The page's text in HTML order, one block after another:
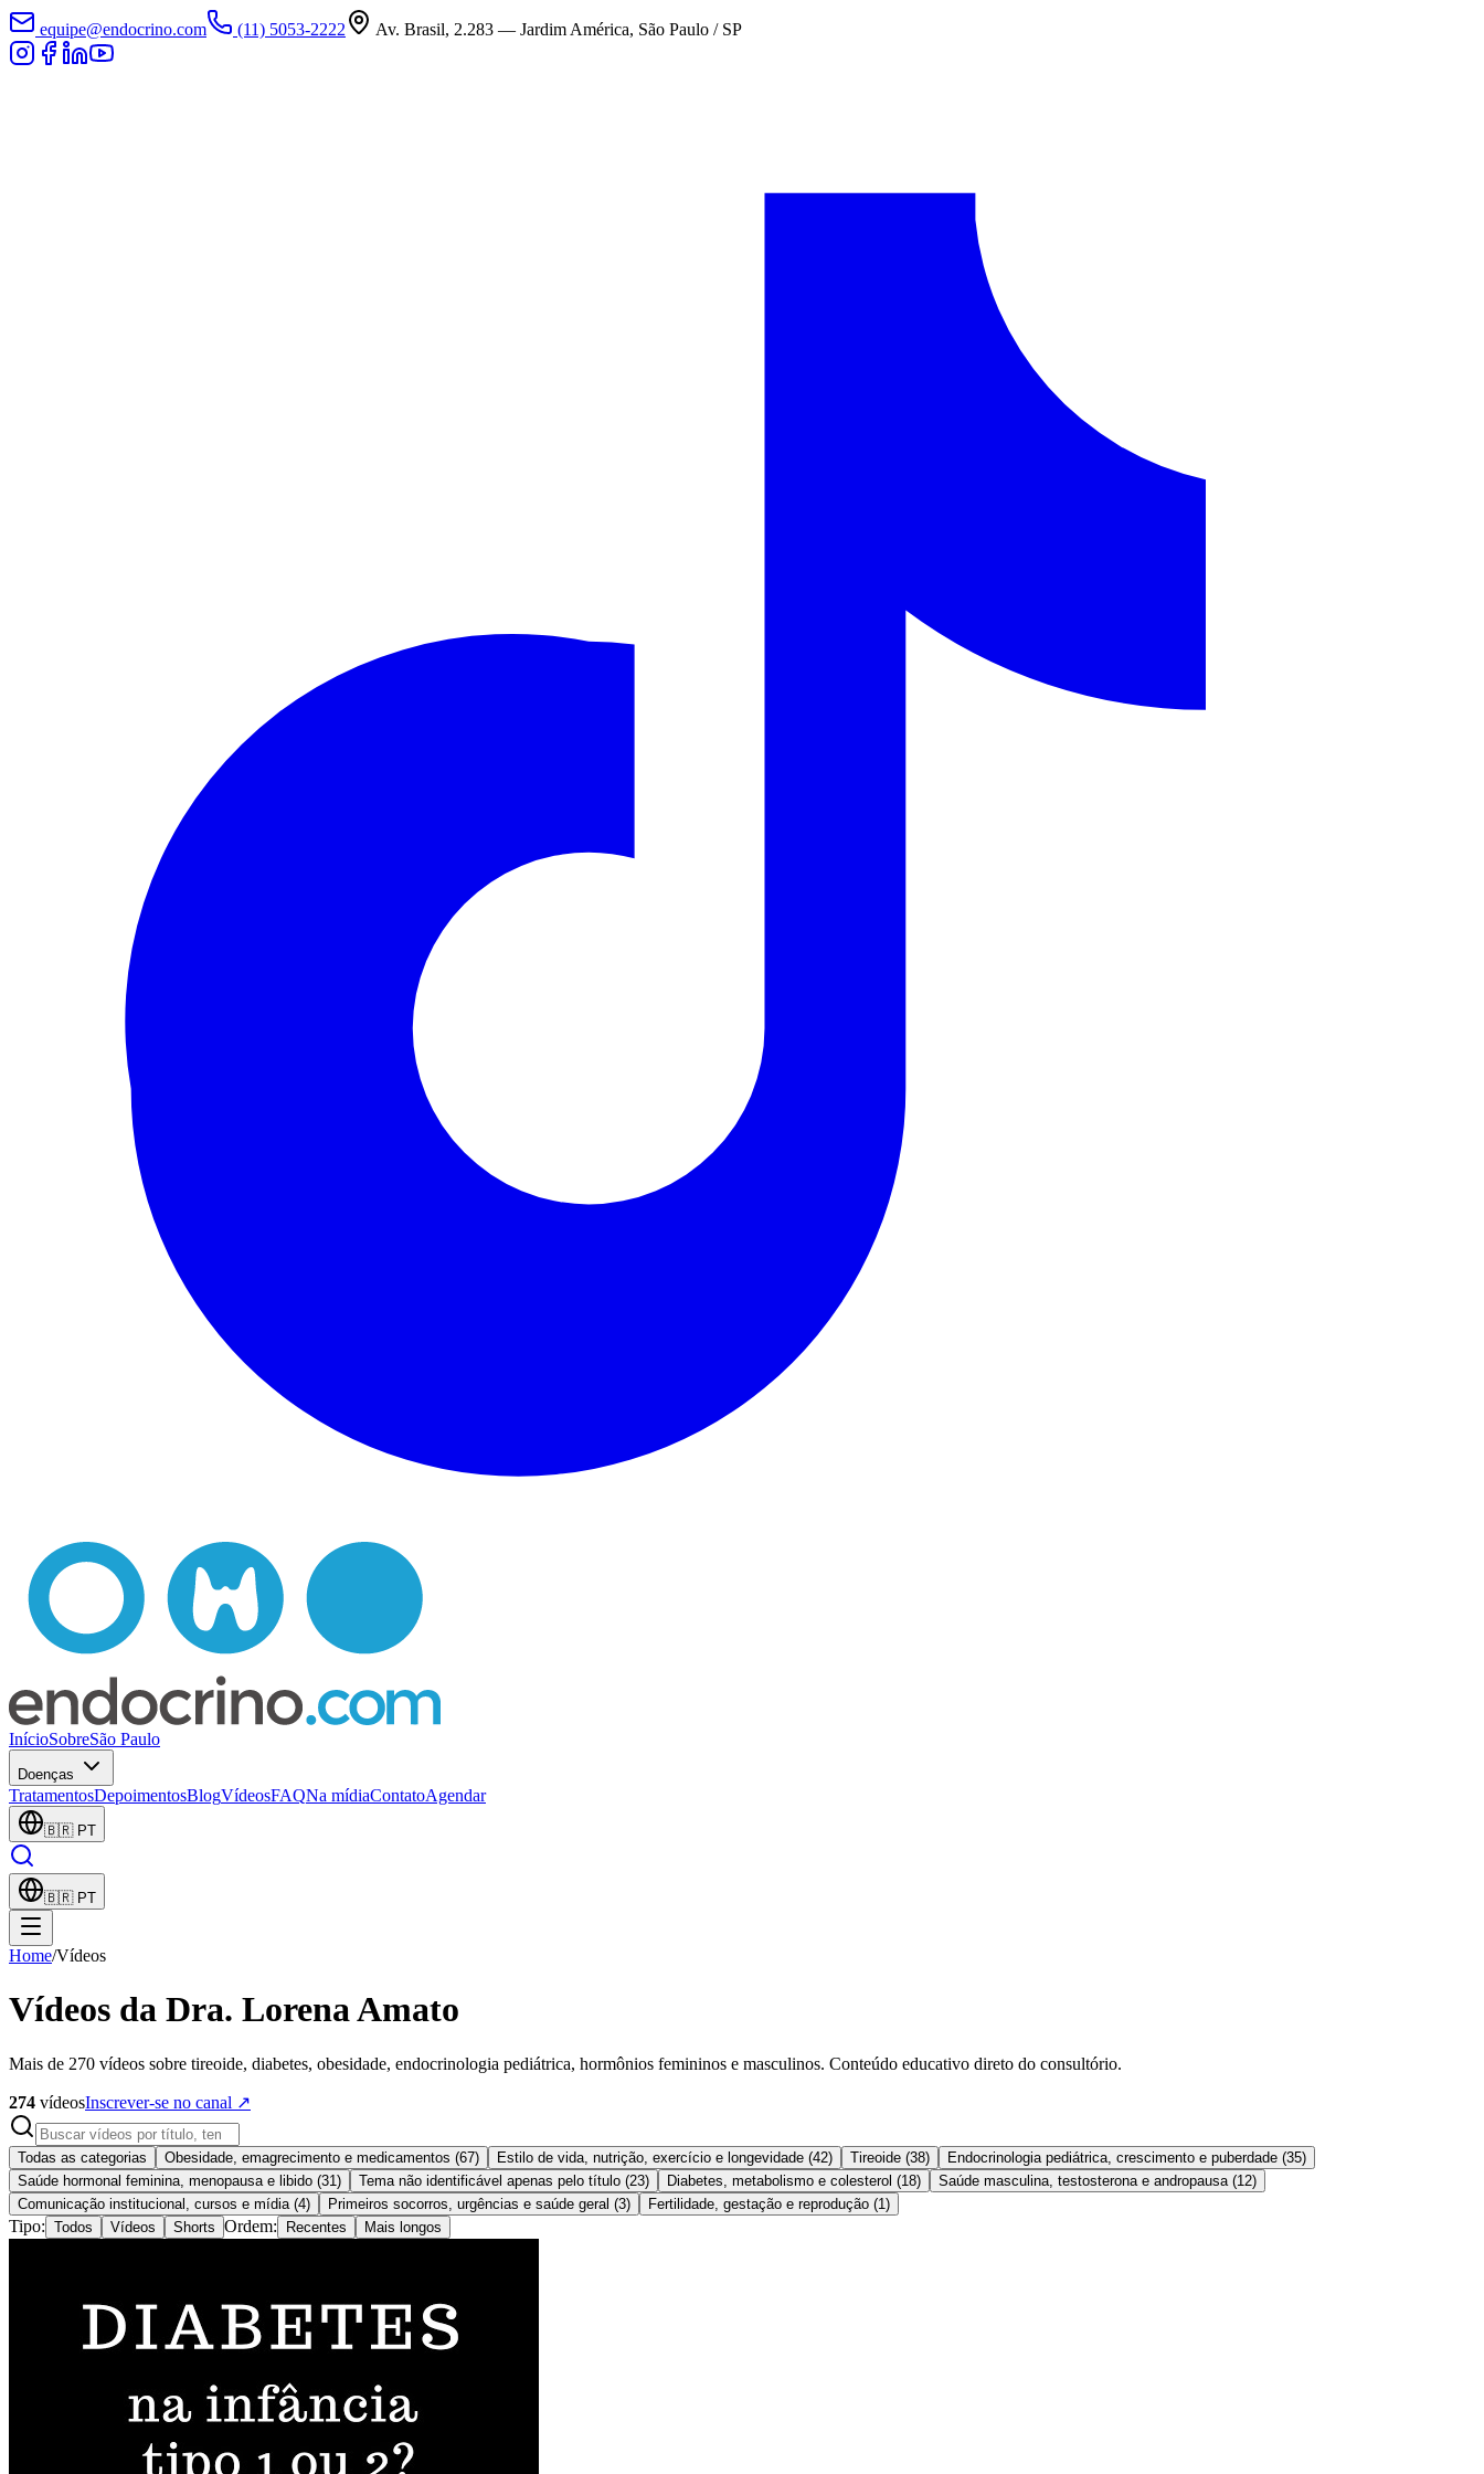
equipe@endocrino.com (11) 5053-2222 Av. Brasil, 2.283 — Jardim América, São Paulo / SP
InícioSobreSão Paulo
Doenças
TratamentosDepoimentosBlogVídeosFAQNa mídiaContatoAgendar
🇧🇷 PT
🇧🇷 PT
Home/Vídeos
Vídeos da Dra. Lorena Amato
Mais de 270 vídeos sobre tireoide, diabetes, obesidade, endocrinologia pediátrica, hormônios femininos e masculinos. Conteúdo educativo direto do consultório.
274 vídeosInscrever-se no canal ↗
Todas as categorias Obesidade, emagrecimento e medicamentos (67) Estilo de vida, nutrição, exercício e longevidade (42) Tireoide (38) Endocrinologia pediátrica, crescimento e puberdade (35)
Saúde hormonal feminina, menopausa e libido (31 ) Tema não identificável apenas pelo título (23) Diabetes, metabolismo e colesterol (18) Saúde masculina, testosterona e andropausa (12)
Comunicação institucional, cursos e mídia (4) Primeiros socorros, urgências e saúde geral (3) Fertilidade, gestação e reprodução (1 )
Tipo: Todos Vídeos Shorts Ordem: Recentes Mais longos